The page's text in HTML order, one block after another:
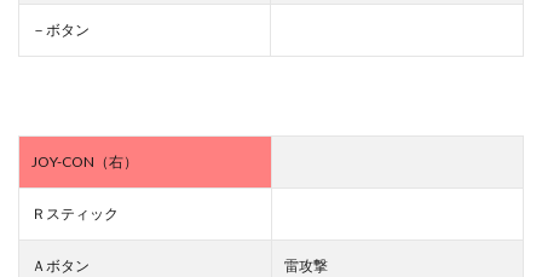
－ボタン
JOY-CON（右）
Ｒスティック
Ａボタン 雷攻撃